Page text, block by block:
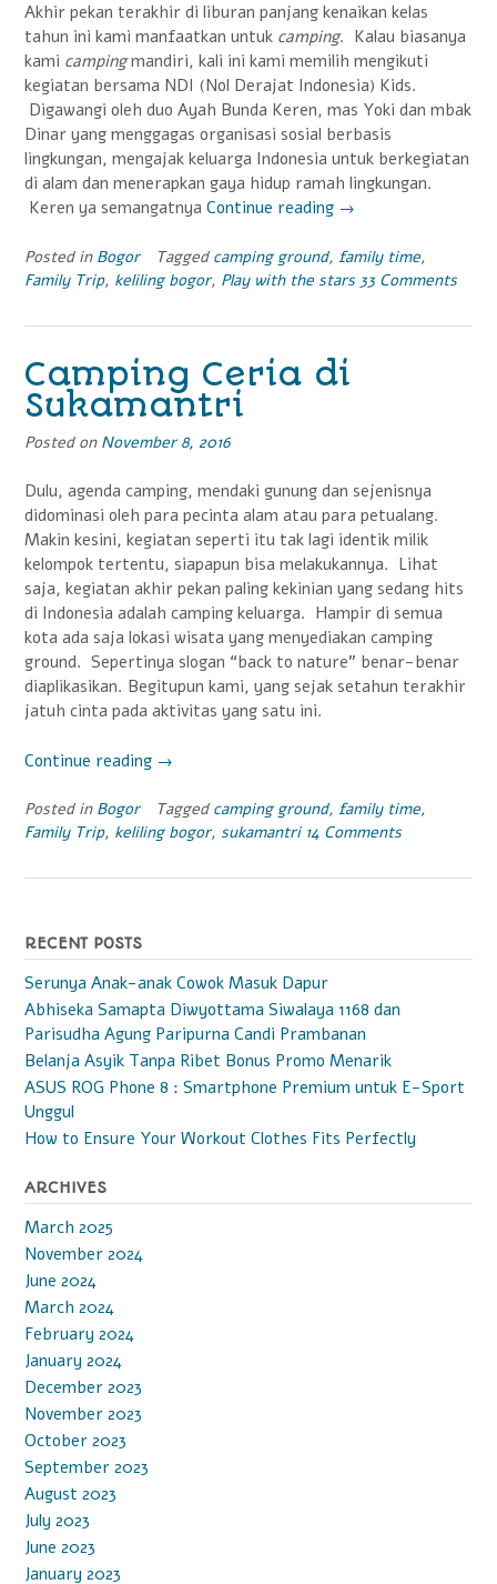
Akhir pekan terakhir di liburan panjang kenaikan kelas
tahun ini kami manfaatkan untuk camping. Kalau biasanya
kami campingmandiri, kali ini kami memilih mengikuti
kegiatan bersama NDI (Nol Derajat Indonesia) Kids.
Digawangi oleh duo Ayah Bunda Keren, mas Yoki dan mbak
Dinar yang menggagas organisasi sosial berbasis
lingkungan, mengajak keluarga Indonesia untuk berkegiatan
di alam dan menerapkan gaya hidup ramah lingkungan.
Keren ya semangatnya Continue reading “Berkencan
Bintang-
Bintang
Camping
Ground
Curug
→
Posted in Bogor Tagged camping ground, family time,
Family Trip, keliling bogor, Play with the stars 33 Comments
Camping Ceria di
Sukamantri
Posted on November 8, 2016
Dulu, agenda camping, mendaki gunung dan sejenisnya
didominasi oleh para pecinta alam atau para petualang.
Makin kesini, kegiatan seperti itu tak lagi identik milik
kelompok tertentu, siapapun bisa melakukannya. Lihat
saja, kegiatan akhir pekan paling kekinian yang sedang hits
di Indonesia adalah camping keluarga. Hampir di semua
kota ada saja lokasi wisata yang menyediakan camping
ground. Sepertinya slogan “back to nature” benar-benar
diaplikasikan. Begitupun kami, yang sejak setahun terakhir
jatuh cinta pada aktivitas yang satu ini.
Continue reading “Camping
di
Sukamantri”
→
Posted in Bogor Tagged camping ground, family time,
Family Trip, keliling bogor, sukamantri 14 Comments
RECENT POSTS
Serunya Anak-anak Cowok Masuk Dapur
Abhiseka Samapta Diwyottama Siwalaya 1168 dan
Parisudha Agung Paripurna Candi Prambanan
Belanja Asyik Tanpa Ribet Bonus Promo Menarik
ASUS ROG Phone 8 : Smartphone Premium untuk E-Sport
Unggul
How to Ensure Your Workout Clothes Fits Perfectly
ARCHIVES
March 2025
November 2024
June 2024
March 2024
February 2024
January 2024
December 2023
November 2023
October 2023
September 2023
August 2023
July 2023
June 2023
January 2023